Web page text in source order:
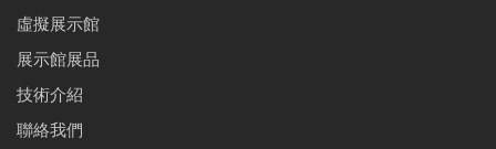
虛擬展示館
展示館展品
技術介紹
聯絡我們